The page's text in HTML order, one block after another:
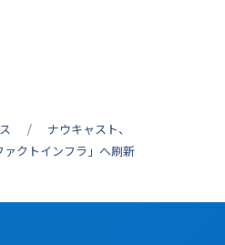
ナウキャスト、
ァクトインフラ」へ刷新